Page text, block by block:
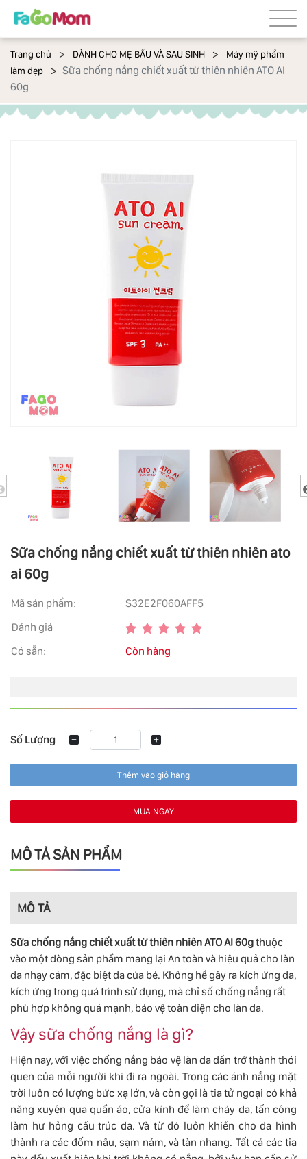
Trang chủ DÀNH CHO MẸ BẦU VÀ SAU SINH
Máy mỹ phẩm
làm đẹp
Sữa chống nắng chiết xuất từ thiên nhiên ATO AI
60g
Sữa chống nắng chiết xuất từ thiên nhiên ato
ai 60g
Mã sản phẩm:
S32E2F060AFF5
Đánh giá
Có sẵn:
Còn hàng
Số Lượng
Thêm vào giỏ hàng
MUA NGAY
MÔ TẢ SẢN PHẨM
MÔ TẢ
Sữa chống nắng chiết xuất từ thiên nhiên ATO AI 60gthuộc
vào một dòng sản phẩm mang lại An toàn và hiệu quả cho làn
da nhạy cảm, đặc biệt da của bé. Không hề gây ra kích ứng da,
kích ứng trong quá trình sử dụng, mà chỉ số chống nắng rất
phù hợp không quá mạnh, bảo vệ toàn diện cho làn da.
Vậy sữa chống nắng là gì?
Hiện nay, với việc chống nắng bảo vệ làn da dần trở thành thói
quen của mỗi người khi đi ra ngoài. Trong các ánh nắng mặt
trời luôn có lượng bức xạ lớn, và còn gọi là tia tử ngoại có khả
năng xuyên qua quần áo, cửa kính để làm cháy da, tấn công
làm hư hỏng cấu trúc da. Và từ đó luôn khiến cho da hình
thành ra các đốm nâu, sạm nám, và tàn nhang. Tất cả các tia